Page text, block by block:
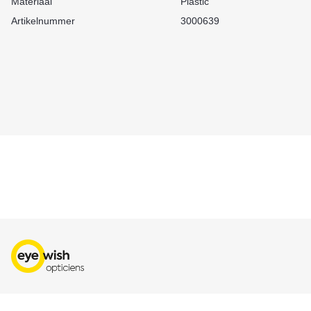
Artikelnummer
3000639